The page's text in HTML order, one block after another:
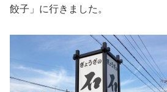
餃子」に行きました。